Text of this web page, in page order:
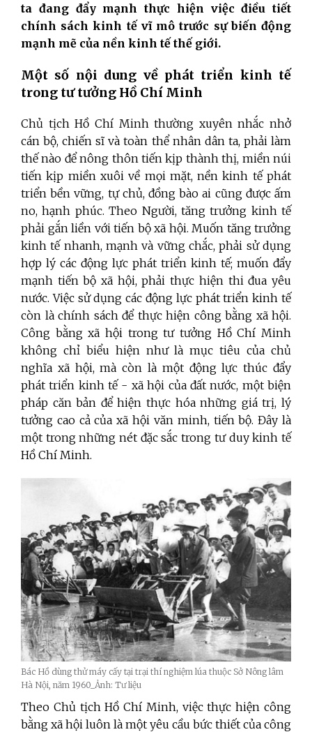
ta đang đẩy mạnh thực hiện việc điều tiết
chính sách kinh tế vĩ mô trước sự biến động
mạnh mẽ của nền kinh tế thế giới.
Một số nội dung về phát triển kinh tế
trong tư tưởng Hồ Chí Minh
Chủ tịch Hồ Chí Minh thường xuyên nhắc nhở
cán bộ, chiến sĩ và toàn thể nhân dân ta, phải làm
thế nào để nông thôn tiến kịp thành thị, miền núi
tiến kịp miền xuôi về mọi mặt, nền kinh tế phát
triển bền vững, tự chủ, đồng bào ai cũng được ấm
no, hạnh phúc. Theo Người, tăng trưởng kinh tế
phải gắn liền với tiến bộ xã hội. Muốn tăng trưởng
kinh tế nhanh, mạnh và vững chắc, phải sử dụng
hợp lý các động lực phát triển kinh tế; muốn đẩy
mạnh tiến bộ xã hội, phải thực hiện thi đua yêu
nước. Việc sử dụng các động lực phát triển kinh tế
còn là chính sách để thực hiện công bằng xã hội.
Công bằng xã hội trong tư tưởng Hồ Chí Minh
không chỉ biểu hiện như là mục tiêu của chủ
nghĩa xã hội, mà còn là một động lực thúc đẩy
phát triển kinh tế - xã hội của đất nước, một biện
pháp căn bản để hiện thực hóa những giá trị, lý
tưởng cao cả của xã hội văn minh, tiến bộ. Đây là
một trong những nét đặc sắc trong tư duy kinh tế
Hồ Chí Minh.
Bác Hồ dùng thử máy cấy tại trại thí nghiệm lúa thuộc Sở Nông lâm
Hà Nội, năm 1960_Ảnh: Tư liệu
Theo Chủ tịch Hồ Chí Minh, việc thực hiện công
bằng xã hội luôn là một yêu cầu bức thiết của công